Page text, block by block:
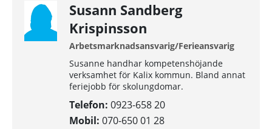
Susann Sandberg
Krispinsson
Arbetsmarknadsansvarig/Ferieansvarig
Susanne handhar kompetenshöjande
verksamhet för Kalix kommun. Bland annat
feriejobb för skolungdomar.
Telefon: 0923-658 20
Mobil: 070-650 01 28